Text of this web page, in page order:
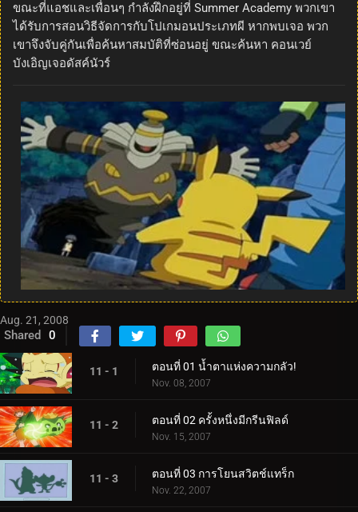
ขณะที่แอชและเพื่อนๆ กำลังฝึกอยู่ที่ Summer Academy พวกเขา
ได้รับการสอนวิธีจัดการกับโปเกมอนประเภทผี หากพบเจอ พวก
เขาจึงจับคู่กันเพื่อค้นหาสมบัติที่ซ่อนอยู่ ขณะค้นหา คอนเวย์
บังเอิญเจอดัสค์นัวร์
Aug. 21, 2008
Shared 0
11 - 1 ตอนที่ 01 น้ำตาแห่งความกลัว!
Nov. 08, 2007
11 - 2 ตอนที่ 02 ครั้งหนึ่งมีกรีนฟิลด์
Nov. 15, 2007
11 - 3 ตอนที่ 03 การโยนสวิตช์แทร็ก
Nov. 22, 2007